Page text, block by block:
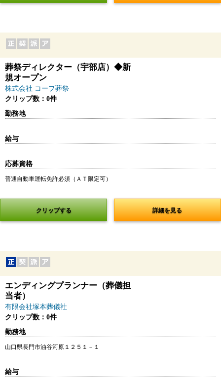
葬祭ディレクター（宇部店）◆新
規オープン
株式会社 コープ葬祭
クリップ数：0件
勤務地
給与
応募資格
普通自動車運転免許必須（ＡＴ限定可）
クリップする 詳細を見る
エンディングプランナー（葬儀担
当者）
有限会社塚本葬儀社
クリップ数：0件
勤務地
山口県長門市油谷河原１２５１－１
給与